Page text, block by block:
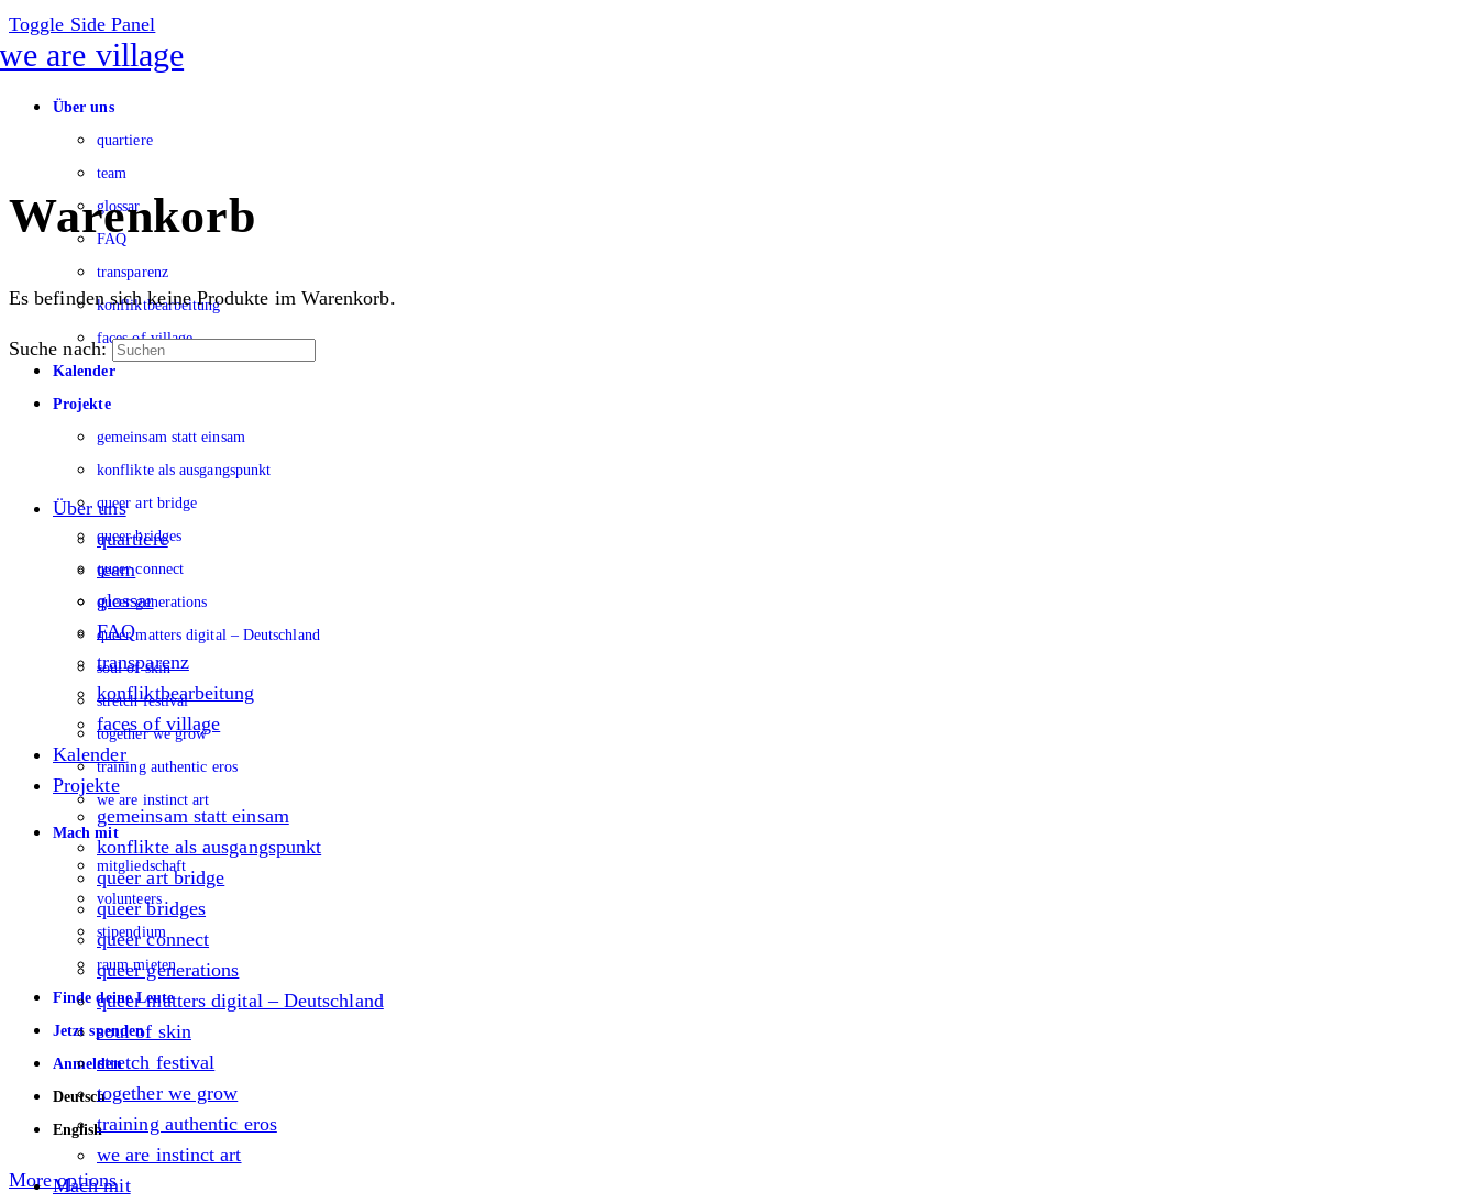
Toggle Side Panel
Über uns
quartiere
team
glossar
FAQ
transparenz
konfliktbearbeitung
faces of village
Kalender
Projekte
gemeinsam statt einsam
konflikte als ausgangspunkt
queer art bridge
queer bridges
queer connect
queer generations
queer matters digital – Deutschland
soul of skin
stretch festival
together we grow
training authentic eros
we are instinct art
Mach mit
mitgliedschaft
volunteers
stipendium
raum mieten
Finde deine Leute
Jetzt spenden
Anmelden
Deutsch
English
More options
Warenkorb
Es befinden sich keine Produkte im Warenkorb.
Suche nach:
Über uns
quartiere
team
glossar
FAQ
transparenz
konfliktbearbeitung
faces of village
Kalender
Projekte
gemeinsam statt einsam
konflikte als ausgangspunkt
queer art bridge
queer bridges
queer connect
queer generations
queer matters digital – Deutschland
soul of skin
stretch festival
together we grow
training authentic eros
we are instinct art
Mach mit